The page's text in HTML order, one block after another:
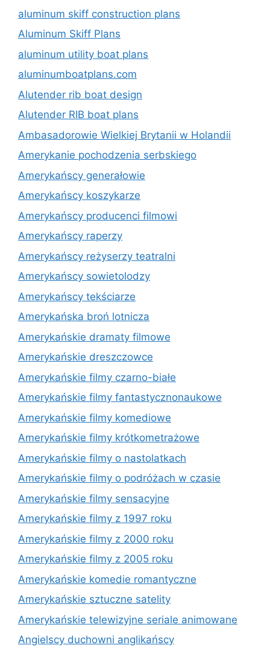
aluminum skiff construction plans
Aluminum Skiff Plans
aluminum utility boat plans
aluminumboatplans.com
Alutender rib boat design
Alutender RIB boat plans
Ambasadorowie Wielkiej Brytanii w Holandii
Amerykanie pochodzenia serbskiego
Amerykańscy generałowie
Amerykańscy koszykarze
Amerykańscy producenci filmowi
Amerykańscy raperzy
Amerykańscy reżyserzy teatralni
Amerykańscy sowietolodzy
Amerykańscy tekściarze
Amerykańska broń lotnicza
Amerykańskie dramaty filmowe
Amerykańskie dreszczowce
Amerykańskie filmy czarno-białe
Amerykańskie filmy fantastycznonaukowe
Amerykańskie filmy komediowe
Amerykańskie filmy krótkometrażowe
Amerykańskie filmy o nastolatkach
Amerykańskie filmy o podróżach w czasie
Amerykańskie filmy sensacyjne
Amerykańskie filmy z 1997 roku
Amerykańskie filmy z 2000 roku
Amerykańskie filmy z 2005 roku
Amerykańskie komedie romantyczne
Amerykańskie sztuczne satelity
Amerykańskie telewizyjne seriale animowane
Angielscy duchowni anglikańscy